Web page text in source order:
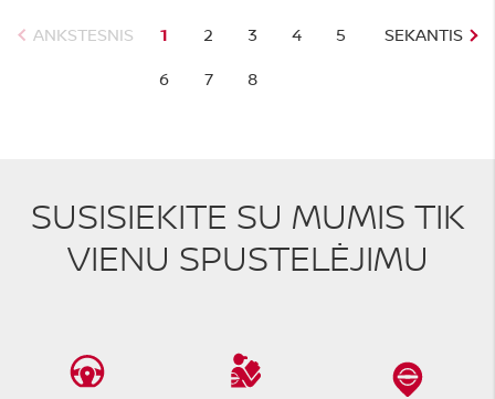
ANKSTESNIS SEKANTIS
1 2 3 4
5
6
7 8
SUSISIEKITE SU MUMIS TIK
VIENU SPUSTELĖJIMU